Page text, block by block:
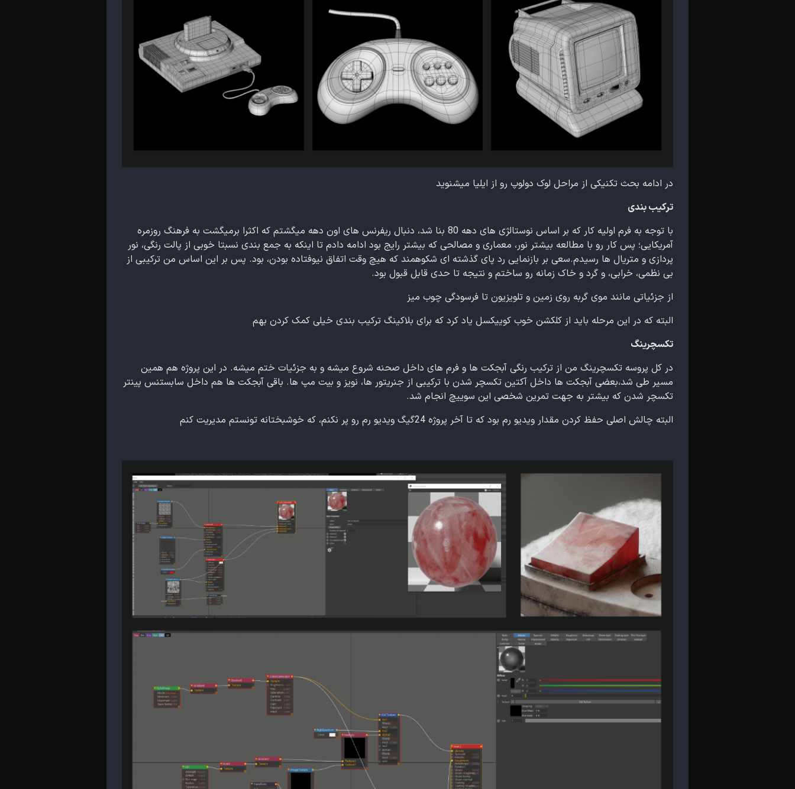
در ادامه بحث تکنیکی از مراحل لوک دولوپ رو از ایلیا میشنوید
ترکیب بندی
با توجه به فرم اولیه کار که بر اساس نوستالژی های دهه 80 بنا شد، دنبال ریفرنس های اون دهه میگشتم که اکثرا برمیگشت به فرهنگ روزمره
آمریکایی؛ پس کار رو با مطالعه بیشتر نور، معماری و مصالحی که بیشتر رایج بود ادامه دادم تا اینکه به جمع بندی نسبتا خوبی از پالت رنگی، نور
پردازی و متریال ها رسیدم.سعی بر بازنمایی رد پای گذشته ای شکوهمند که هیچ وقت اتفاق نیوفتاده بودن، بود. پس بر این اساس من ترکیبی از
بی نظمی، خرابی، و گرد و خاک زمانه رو ساختم و نتیجه تا حدی قابل قبول بود.
از جزئیاتی مانند موی گربه روی زمین و تلویزیون تا فرسودگی چوب میز
البته که در این مرحله باید از کلکشن خوب کوییکسل یاد کرد که برای بلاکینگ ترکیب بندی خیلی کمک کردن بهم
تکسچرینگ
در کل پروسه تکسچرینگ من از ترکیب رنگی آبجکت ها و فرم های داخل صحنه شروع میشه و به جزئیات ختم میشه. در این پروژه هم همین
مسیر طی شد،بعضی آبجکت ها داخل آکتین تکسچر شدن با ترکیبی از جنریتور ها، نویز و بیت مپ ها. باقی آبجکت ها هم داخل سابستنس پینتر
تکسچر شدن که بیشتر به جهت تمرین شخصی این سوییچ انجام شد.
البته چالش اصلی حفظ کردن مقدار ویدیو رم بود که تا آخر پروژه 24گیگ ویدیو رم رو پر نکنم، که خوشبختانه تونستم مدیریت کنم